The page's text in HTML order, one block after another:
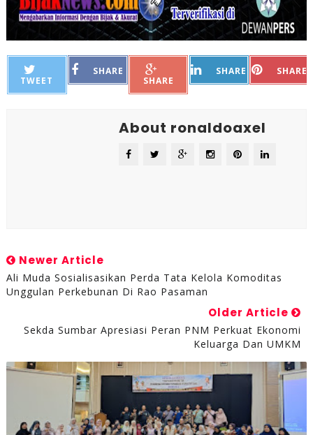
TWEET
SHARE
SHARE
SHARE SHARE
About ronaldoaxel
Newer Article
Ali Muda Sosialisasikan Perda Tata Kelola Komoditas
Unggulan Perkebunan Di Rao Pasaman
Older Article
Sekda Sumbar Apresiasi Peran PNM Perkuat Ekonomi
Keluarga Dan UMKM